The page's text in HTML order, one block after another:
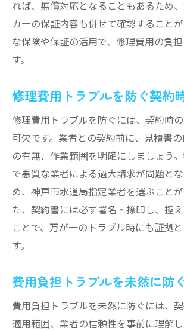
れば、無償対応となることもあるため
カーの保証内容も併せて確認すること
な保険や保証の活用で、修理費用の負
す。
修理費用トラブルを防ぐ契約
修理費用トラブルを防ぐには、契約時
可欠です。業者との契約前に、見積書
の有無、作業範囲を明確にしましょう
で悪質な業者による過大請求が問題と
め、神戸市水道局指定業者を選ぶこと
た、契約書には必ず署名・捺印し、控
ことで、万が一のトラブル時にも証拠
す。
費用負担トラブルを未然に防
費用負担トラブルを未然に防ぐには、
適用範囲、業者の信頼性を事前に理解